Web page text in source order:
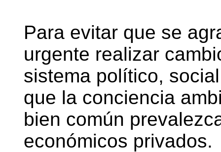
Para evitar que se
urgente realizar
sistema político,
que la conciencia
bien común
económicos privados.